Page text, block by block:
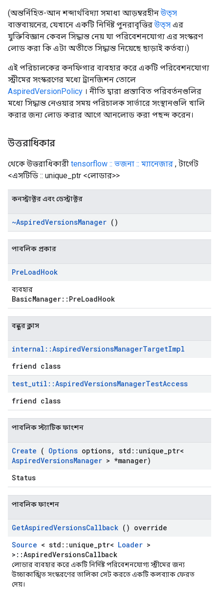
(অন্তর্নিহিত-আন শব্দার্থবিদ্যা সমাধা আড়ম্বরহীনউত্স
বাস্তবায়নের, যেখানে একটি নির্দিষ্ট পুনরাবৃত্তিরউত্স এর
যুক্তিবিজ্ঞান কেবল সিদ্ধান্ত নেয় যা পরিবেশনযোগ্য এর সংস্করণ
লোড করা কি এটা অতীতে সিদ্ধান্ত নিয়েছে ছাড়াই কর্তব্য।)
এই পরিচালকের কনফিগার ব্যবহার করে একটি পরিবেশনযোগ্য
স্ট্রীমের সংস্করণের মধ্যে ট্রানজিশন তোলে
AspiredVersionPolicy । নীতি দ্বারা প্রস্তাবিত পরিবর্তনগুলির
মধ্যে সিদ্ধান্ত নেওয়ার সময় পরিচালক সার্ভারে সংস্থানগুলি খালি
করার জন্য লোড করার আগে আনলোড করা পছন্দ করেন।
উত্তরাধিকার
থেকে উত্তরাধিকারী tensorflow :: ভজনা :: ম্যানেজার , টার্গেট
<এসটিডি :: unique_ptr <লোডার>>
কনস্ট্রাক্টর এবং ডেস্ট্রাক্টর
~AspiredVersionsManager ()
পাবলিক প্রকার
PreLoadHook
ব্যবহার
BasicManager::PreLoadHook
বন্ধুর ক্লাস
internal ::AspiredVersionsManagerTargetImpl
friend class
test_util ::AspiredVersionsManagerTestAccess
friend class
পাবলিক স্ট্যাটিক ফাংশন
Create ( Options options, std :: unique ptr<
AspiredVersionsManager > *manager)
Status
পাবলিক ফাংশন
GetAspiredVersionsCallback () override
Source < std::unique_ptr< Loader >
>::AspiredVersionsCallback
লোডার ব্যবহার করে একটি নির্দিষ্ট পরিবেশনযোগ্য স্ট্রীমের জন্য
উচ্চাকাঙ্খিত সংস্করণের তালিকা সেট করতে একটি কলব্যাক ফেরত
দেয়।